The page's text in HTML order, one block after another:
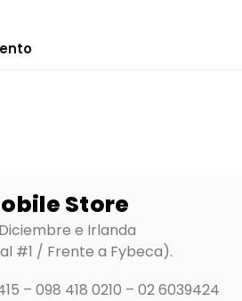
Store
e Irlanda
#1 / Frente a Fybeca).
– 098 418 0210 – 02 6039424